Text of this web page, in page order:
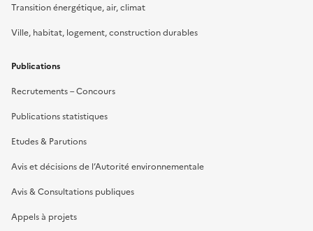
Transition énergétique, air, climat
Ville, habitat, logement, construction durables
Publications
Recrutements – Concours
Publications statistiques
Etudes & Parutions
Avis et décisions de l’Autorité environnementale
Avis & Consultations publiques
Appels à projets